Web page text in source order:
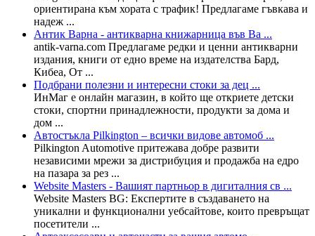
ориентирана към хората с трафик! Предлагаме гъвкава и
надеж ...
Антик Варна - антикварна книжарница във Ва ...
antik-varna.com Предлагаме редки и ценни антикварни
издания, книги от едно време на издателства Бард,
Кибеа, От ...
Подбрани полезни и интересни стоки за дец ...
ИнМаг е онлайн магазин, в който ще откриете детски
стоки, спортни принадлежности, продукти за дома и
дом ...
Автостъкла Pilkington – всички видове автомоб ...
Pilkington Automotive притежава добре развити
независими мрежи за дистрибуция и продажба на едро
на пазара за рез ...
Website Masters - Вашият партньор в дигиталния св ...
Website Masters BG: Експертите в създаването на
уникални и функционални уебсайтове, които превръщат
посетители ...